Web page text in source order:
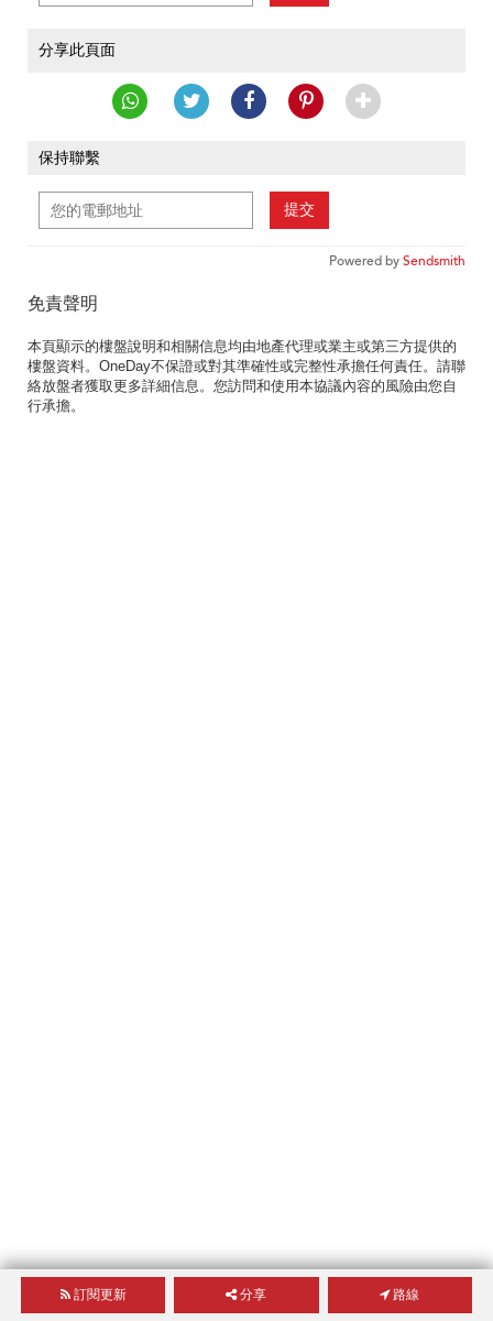
分享此頁面
保持聯繫
提交
Powered bySendsmith
免責聲明
本頁顯示的樓盤說明和相關信息均由地產代理或業主或第三方提供的
樓盤資料。OneDay不保證或對其準確性或完整性承擔任何責任。請聯
絡放盤者獲取更多詳細信息。您訪問和使用本協議內容的風險由您自
行承擔。
訂閱更新 分享 路線